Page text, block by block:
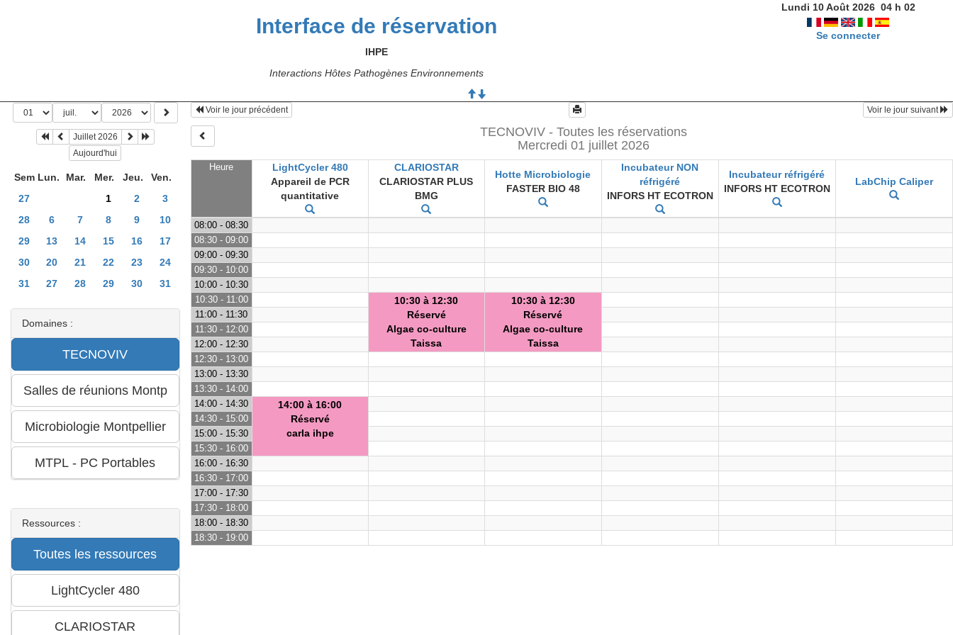
Interface de réservation
IHPE
Interactions Hôtes Pathogènes Environnements
Lundi 10 Août 2026 04h 02
Se connecter
Juillet 2026
Aujourd'hui
Sem Lun. Mar. Mer. Jeu.
Ven.
27
1 2
3
28
6 7 8 9
10
29
13 14 15 16
17
30
20 21 22 23
24
31
27 28 29 30 31
Domaines :
Ressources :
Voir le jour précédent Voir le jour suivant
TECNOVIV - Toutes les réservations
Mercredi 01 juillet 2026
Heure
LightCycler 480
Appareil de PCR
quantitative
CLARIOSTAR
CLARIOSTAR PLUS
BMG
Hotte Microbiologie
FASTER BIO 48
Incubateur NON
réfrigéré
INFORS HT ECOTRON
Incubateur réfrigéré
INFORS HT ECOTRON
LabChip Caliper
08:00 - 08:30
08:30 - 09:00
09:00 - 09:30
09:30 - 10:00
10:00 - 10:30
10:30 - 11:00
10:30 à 12:30
Réservé
Algae co-culture
Taissa
10:30 à 12:30
Réservé
Algae co-culture
Taissa
11:00 - 11:30
11:30 - 12:00
12:00 - 12:30
12:30 - 13:00
13:00 - 13:30
13:30 - 14:00
14:00 - 14:30
14:00 à 16:00
Réservé
carla ihpe
14:30 - 15:00
15:00 - 15:30
15:30 - 16:00
16:00 - 16:30
16:30 - 17:00
17:00 - 17:30
17:30 - 18:00
18:00 - 18:30
18:30 - 19:00